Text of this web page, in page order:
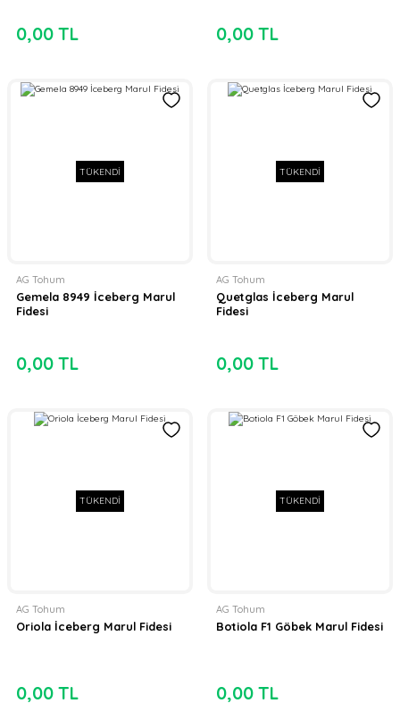
0,00 TL 0,00 TL
TÜKENDİ
AG Tohum
Gemela 8949 İceberg Marul
Fidesi
0,00 TL
TÜKENDİ
AG Tohum
Quetglas İceberg Marul
Fidesi
0,00 TL
TÜKENDİ
AG Tohum
Oriola İceberg Marul Fidesi
0,00 TL
TÜKENDİ
AG Tohum
Botiola F1 Göbek Marul Fidesi
0,00 TL